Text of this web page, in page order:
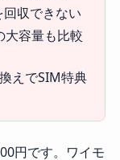
収できない
大容量も比較
えでSIM特典
円です。ワイモ